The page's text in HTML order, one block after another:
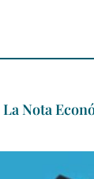
La Nota